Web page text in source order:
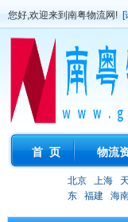
您好,欢迎来到南粤物流网! [
首 页 物流
北京 上海
东
福建 海